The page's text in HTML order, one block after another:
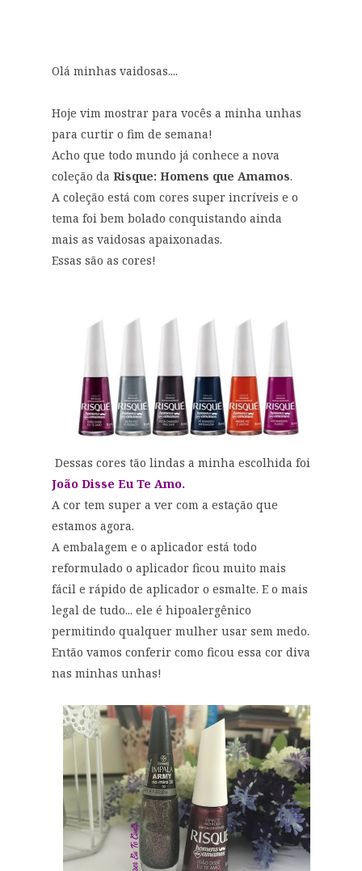
Olá minhas vaidosas....
Hoje vim mostrar para vocês a minha unhas
para curtir o fim de semana!
Acho que todo mundo já conhece a nova
coleção da Risque: Homens que Amamos.
A coleção está com cores super incríveis e o
tema foi bem bolado conquistando ainda
mais as vaidosas apaixonadas.
Essas são as cores!
Dessas cores tão lindas a minha escolhida foi
João Disse Eu Te Amo.
A cor tem super a ver com a estação que
estamos agora.
A embalagem e o aplicador está todo
reformulado o aplicador ficou muito mais
fácil e rápido de aplicador o esmalte. E o mais
legal de tudo... ele é hipoalergênico
permitindo qualquer mulher usar sem medo.
Então vamos conferir como ficou essa cor diva
nas minhas unhas!